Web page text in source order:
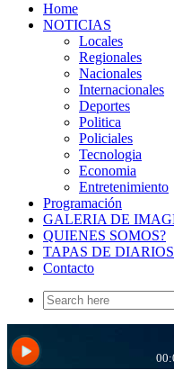
Home
NOTICIAS
Locales
Regionales
Nacionales
Internacionales
Deportes
Politica
Policiales
Tecnologia
Economia
Entretenimiento
Programación
GALERIA DE
QUIENES SOMOS?
TAPAS DE DIARIOS
Contacto
Search
for: